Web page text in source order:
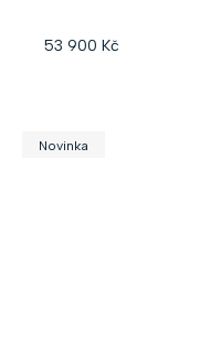
53 900 Kč
Novinka